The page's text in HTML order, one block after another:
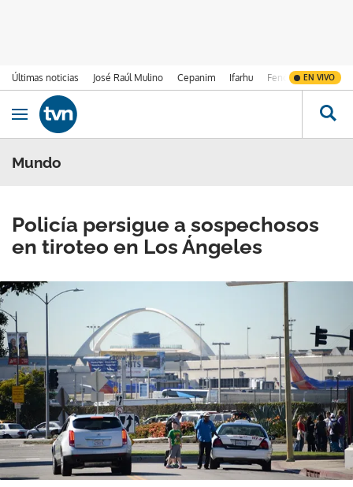
Últimas noticias José Raúl Mulino Cepanim Ifarhu Fenómeno de El
EN VIVO
Ir al contenido
Obrir navegació
Mundo
Policía persigue a sospechosos
en tiroteo en Los Ángeles